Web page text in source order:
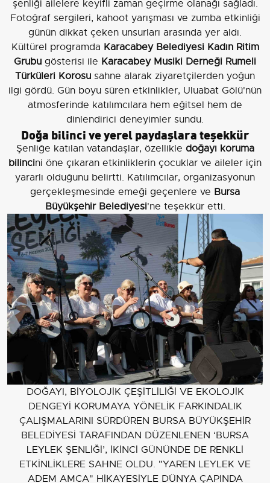
şenliği ailelere keyifli zaman geçirme olanağı sağladı.
Fotoğraf sergileri, kahoot yarışması ve zumba etkinliği
günün dikkat çeken unsurları arasında yer aldı.
Kültürel programda Karacabey Belediyesi Kadın Ritim
Grubu gösterisi ile Karacabey Musiki Derneği Rumeli
Türküleri Korosu sahne alarak ziyaretçilerden yoğun
ilgi gördü. Gün boyu süren etkinlikler, Uluabat Gölü'nün
atmosferinde katılımcılara hem eğitsel hem de
dinlendirici deneyimler sundu.
Doğa bilinci ve yerel paydaşlara teşekkür
Şenliğe katılan vatandaşlar, özellikle doğayı koruma
bilincini öne çıkaran etkinliklerin çocuklar ve aileler için
yararlı olduğunu belirtti. Katılımcılar, organizasyonun
gerçekleşmesinde emeği geçenlere ve Bursa
Büyükşehir Belediyesi'ne teşekkür etti.
DOĞAYI, BİYOLOJİK ÇEŞİTLİLİĞİ VE EKOLOJİK
DENGEYİ KORUMAYA YÖNELİK FARKINDALIK
ÇALIŞMALARINI SÜRDÜREN BURSA BÜYÜKŞEHİR
BELEDİYESİ TARAFINDAN DÜZENLENEN ‘BURSA
LEYLEK ŞENLİĞİ’, İKİNCİ GÜNÜNDE DE RENKLİ
ETKİNLİKLERE SAHNE OLDU. "YAREN LEYLEK VE
ADEM AMCA" HİKAYESİYLE DÜNYA ÇAPINDA